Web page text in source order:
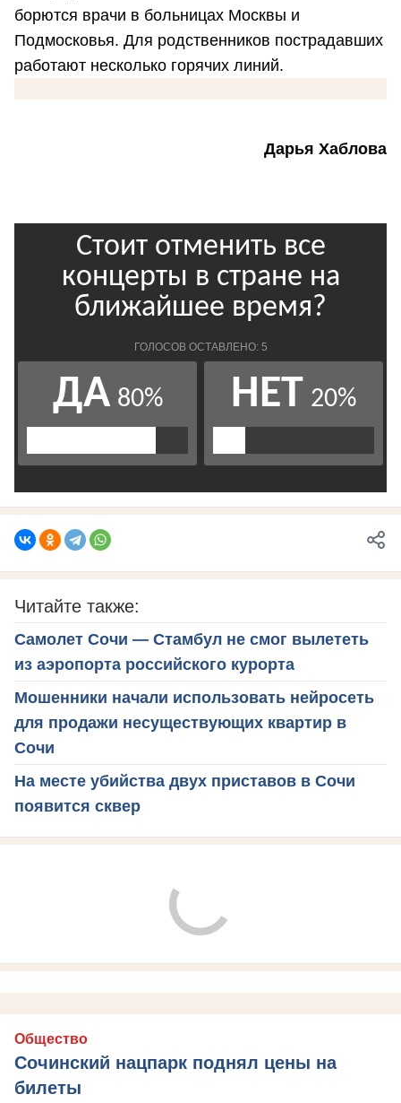
борются врачи в больницах Москвы и
Подмосковья. Для родственников пострадавших
работают несколько горячих линий.
Дарья Хаблова
Читайте также:
Самолет Сочи — Стамбул не смог вылететь
из аэропорта российского курорта
Мошенники начали использовать нейросеть
для продажи несуществующих квартир в
Сочи
На месте убийства двух приставов в Сочи
появится сквер
Общество
Сочинский нацпарк поднял цены на
билеты